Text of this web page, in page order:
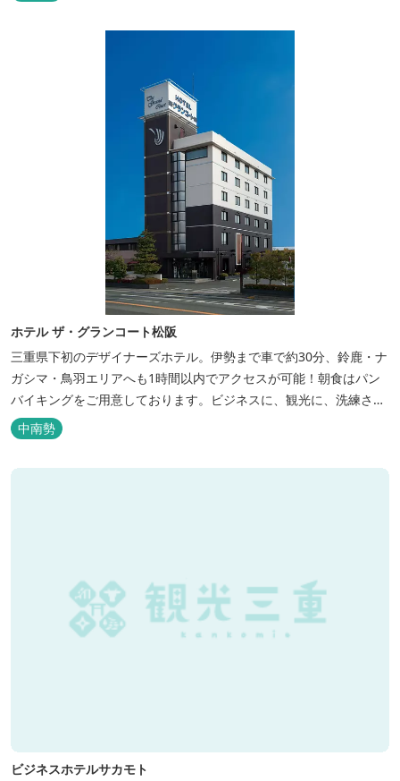
ホテル ザ・グランコート松阪
三重県下初のデザイナーズホテル。伊勢まで車で約30分、鈴鹿・ナ
ガシマ・鳥羽エリアへも1時間以内でアクセスが可能！朝食はパン
バイキングをご用意しております。ビジネスに、観光に、洗練され
た空間の中で上質なひとときをお過ごしください。
中南勢
ビジネスホテルサカモト